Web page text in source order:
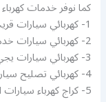
كما نوفر خدمات
1- كهربائي سيارات قريب من موقعي النعيم
2- كهربائي سيارات خدمة طريق النعيم
3- كهربائي سيارات يجي البيت
4- كهربائي تصليح سيارات النعيم
5- كراج كهرباء سيارات النعيم